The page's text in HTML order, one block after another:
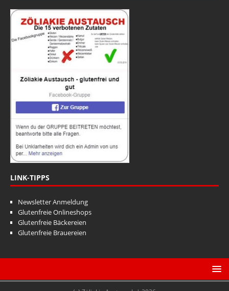
LINK-TIPPS
Newsletter Anmeldung
Glutenfreie Onlineshops
Glutenfreie Bäckereien
Glutenfreie Brauereien